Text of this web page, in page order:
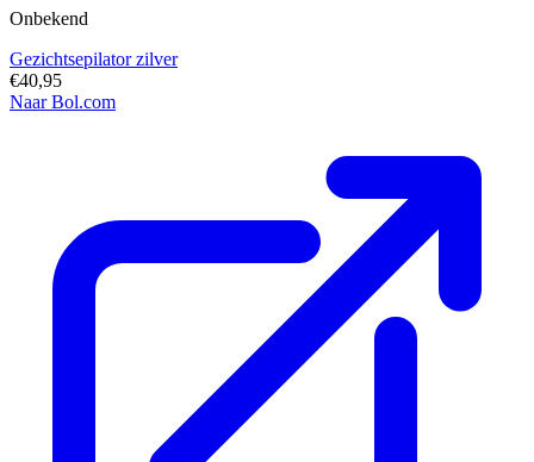
Onbekend
Gezichtsepilator zilver
€40,95
Naar Bol.com